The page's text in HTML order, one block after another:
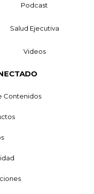
Podcast
Salud Ejecutiva
Videos
Contenidos